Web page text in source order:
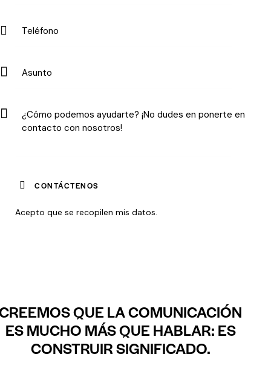
Acepto que se recopilenmis datos.
QUE LA COMUNICACIÓN
ES MUCHO MÁS QUE HABLAR: ES
CONSTRUIR SIGNIFICADO.